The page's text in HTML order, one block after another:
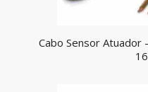
Cabo Sensor Atuador